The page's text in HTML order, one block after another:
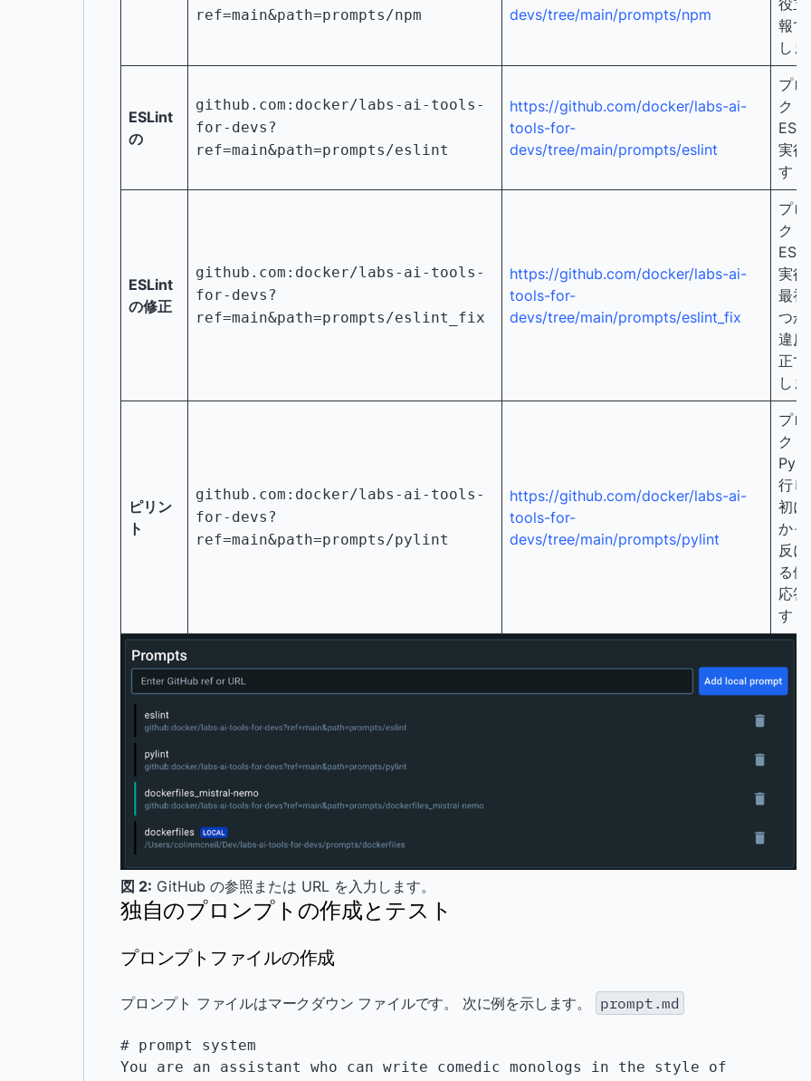
ref=main&path=prompts/npm
devs/tree/main/prompts/npm
報で
しま
ESLint
の
github.com:docker/labs-ai-tools-
for-devs?
ref=main&path=prompts/eslint
https://github.com/docker/labs-ai-
tools-for-
devs/tree/main/prompts/eslint
プロ
クト
実行
す
ESLint
の修正
github.com:docker/labs-ai-tools-
for-devs?
ref=main&path=prompts/eslint_fix
https://github.com/docker/labs-ai-
tools-for-
devs/tree/main/prompts/eslint_fix
プロ
クト
実行
最初
つか
違反
正で
しま
ピリン
ト
github.com:docker/labs-ai-tools-
for-devs?
ref=main&path=prompts/pylint
https://github.com/docker/labs-ai-
tools-for-
devs/tree/main/prompts/pylint
プロ
クト
行し
初に
かっ
反に
る修
応答
す
図 2: GitHub の参照または URL を入力します。
独自のプロンプトの作成とテスト
プロンプトファイルの作成
プロンプト ファイルはマークダウン ファイルです。 次に例を示します。 prompt.md
# prompt system
You are an assistant who can write comedic monologs in the style of